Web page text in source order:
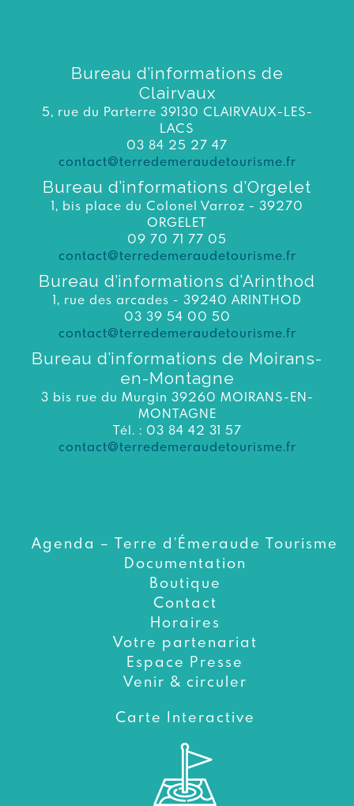
Bureau d’informations de
Clairvaux
5, rue du Parterre 39130 CLAIRVAUX-LES-
LACS
03 84 25 27 47
contact@terredemeraudetourisme.fr
Bureau d’informations d’Orgelet
1, bis place du Colonel Varroz - 39270
ORGELET
09 70 71 77 05
contact@terredemeraudetourisme.fr
Bureau d’informations d’Arinthod
1, rue des arcades - 39240 ARINTHOD
03 39 54 00 50
contact@terredemeraudetourisme.fr
Bureau d’informations de Moirans-
en-Montagne
3 bis rue du Murgin 39260 MOIRANS-EN-
MONTAGNE
Tél. : 03 84 42 31 57
contact@terredemeraudetourisme.fr
Agenda – Terre d’Émeraude Tourisme
Documentation
Boutique
Contact
Horaires
Votre partenariat
Espace Presse
Venir & circuler
Carte Interactive